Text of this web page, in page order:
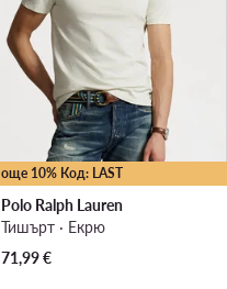
още 10% Код: LAST
Polo Ralph Lauren
Тишърт · Екрю
71,99€